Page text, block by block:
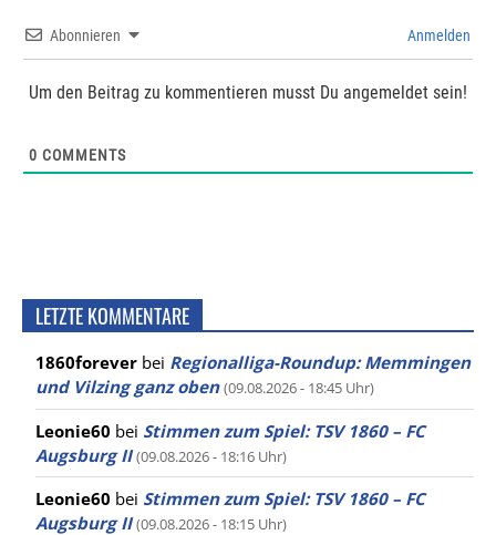
Abonnieren Anmelden
Um den Beitrag zu kommentieren musst Du angemeldet sein!
0 COMMENTS
LETZTE KOMMENTARE
1860forever bei Regionalliga-Roundup: Memmingen
und Vilzing ganz oben (09.08.2026 - 18:45 Uhr)
Leonie60 bei Stimmen zum Spiel: TSV 1860 – FC
Augsburg II (09.08.2026 - 18:16 Uhr)
Leonie60 bei Stimmen zum Spiel: TSV 1860 – FC
Augsburg II (09.08.2026 - 18:15 Uhr)